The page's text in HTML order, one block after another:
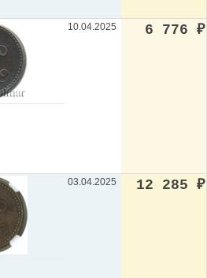
10.04.2025 6 776 ₽
03.04.2025 12 285 ₽